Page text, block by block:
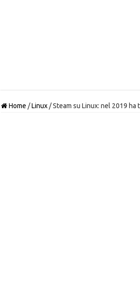
Home /Linux /Steam su Linux: nel 2019 ha